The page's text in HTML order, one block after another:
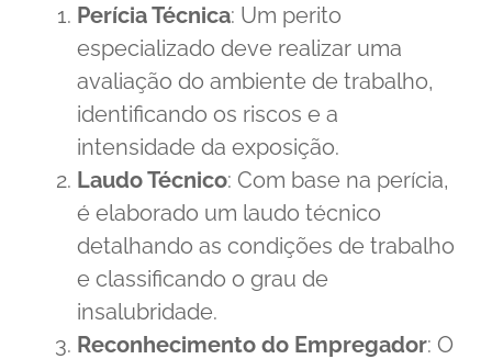
Perícia Técnica: Um perito
especializado deve realizar uma
avaliação do ambiente de trabalho,
identificando os riscos e a
intensidade da exposição.
Laudo Técnico: Com base na perícia,
é elaborado um laudo técnico
detalhando as condições de trabalho
e classificando o grau de
insalubridade.
Reconhecimento do Empregador: O